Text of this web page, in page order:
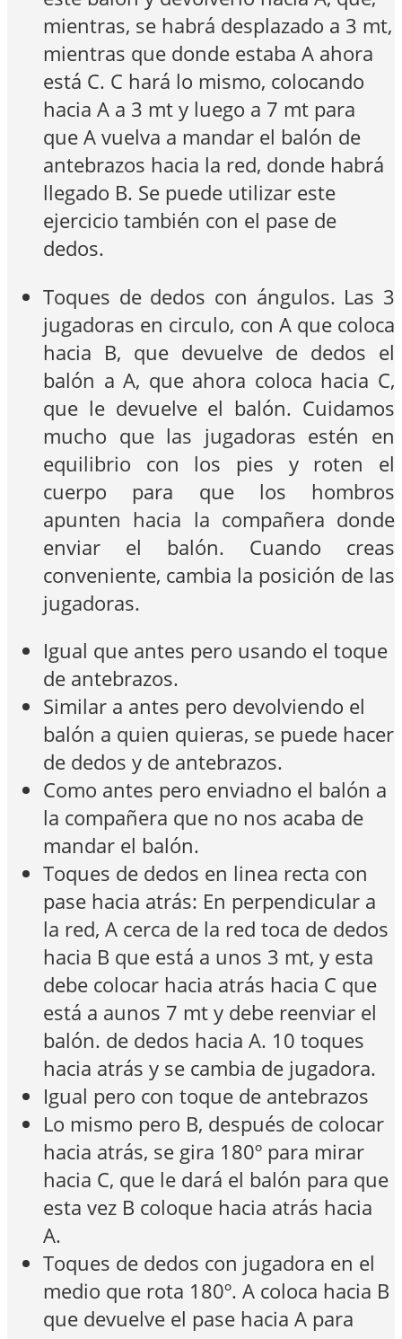
mientras, se habrá desplazado a 3 mt,
mientras que donde estaba A ahora
está C. C hará lo mismo, colocando
hacia A a 3 mt y luego a 7 mt para
que A vuelva a mandar el balón de
antebrazos hacia la red, donde habrá
llegado B. Se puede utilizar este
ejercicio también con el pase de
dedos.
Toques de dedos con ángulos. Las 3
jugadoras en circulo, con A que coloca
hacia B, que devuelve de dedos el
balón a A, que ahora coloca hacia C,
que le devuelve el balón. Cuidamos
mucho que las jugadoras estén en
equilibrio con los pies y roten el
cuerpo para que los hombros
apunten hacia la compañera donde
enviar el balón. Cuando creas
conveniente, cambia la posición de las
jugadoras.
Igual que antes pero usando el toque
de antebrazos.
Similar a antes pero devolviendo el
balón a quien quieras, se puede hacer
de dedos y de antebrazos.
Como antes pero enviadno el balón a
la compañera que no nos acaba de
mandar el balón.
Toques de dedos en linea recta con
pase hacia atrás: En perpendicular a
la red, A cerca de la red toca de dedos
hacia B que está a unos 3 mt, y esta
debe colocar hacia atrás hacia C que
está a aunos 7 mt y debe reenviar el
balón. de dedos hacia A. 10 toques
hacia atrás y se cambia de jugadora.
Igual pero con toque de antebrazos
Lo mismo pero B, después de colocar
hacia atrás, se gira 180º para mirar
hacia C, que le dará el balón para que
esta vez B coloque hacia atrás hacia
A.
Toques de dedos con jugadora en el
medio que rota 180º. A coloca hacia B
que devuelve el pase hacia A para